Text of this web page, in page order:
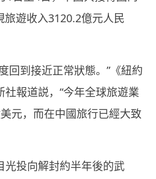
遊收入3120.2億元人民
到接近正常狀態。”《紐約
報道説，“今年全球旅遊業
元，而在中國旅行已經大致
投向解封約半年後的武